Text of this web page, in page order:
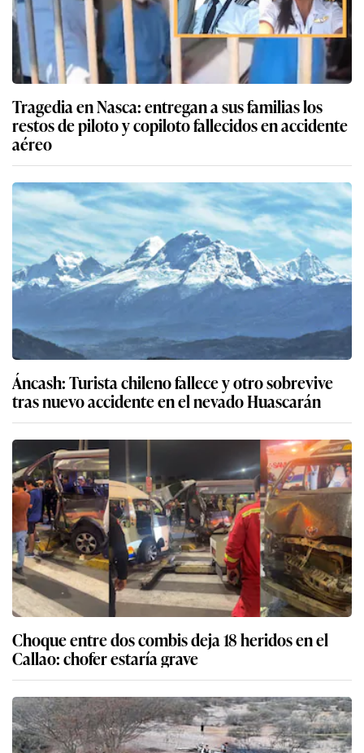
Tragedia en Nasca: entregan a sus familias los
restos de piloto y copiloto fallecidos en accidente
aéreo
Áncash: Turista chileno fallece y otro sobrevive
tras nuevo accidente en el nevado Huascarán
Choque entre dos combis deja 18 heridos en el
Callao: chofer estaría grave